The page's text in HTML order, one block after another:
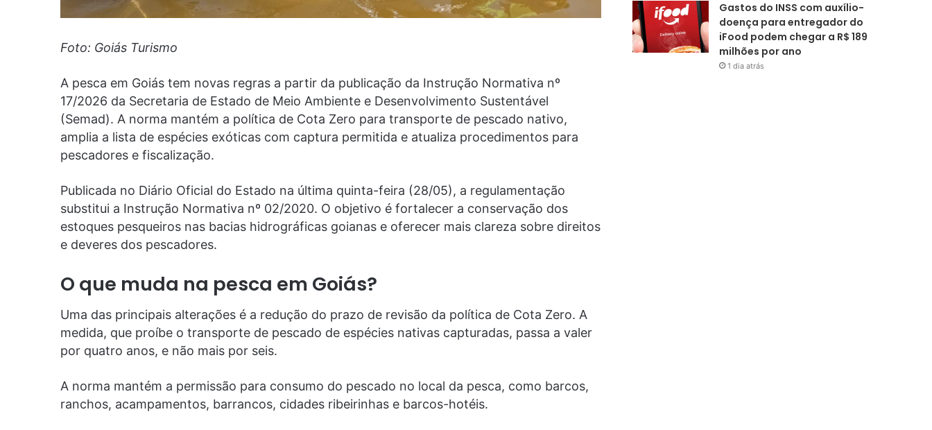
Foto: Goiás Turismo
A pesca em Goiás tem novas regras a partir da publicação da Instrução Normativa nº
17/2026 da Secretaria de Estado de Meio Ambiente e Desenvolvimento Sustentável
(Semad). A norma mantém a política de Cota Zero para transporte de pescado nativo,
amplia a lista de espécies exóticas com captura permitida e atualiza procedimentos para
pescadores e fiscalização.
Publicada no Diário Oficial do Estado na última quinta-feira (28/05), a regulamentação
substitui a Instrução Normativa nº 02/2020. O objetivo é fortalecer a conservação dos
estoques pesqueiros nas bacias hidrográficas goianas e oferecer mais clareza sobre direitos
e deveres dos pescadores.
O que muda na pesca em Goiás?
Uma das principais alterações é a redução do prazo de revisão da política de Cota Zero. A
medida, que proíbe o transporte de pescado de espécies nativas capturadas, passa a valer
por quatro anos, e não mais por seis.
A norma mantém a permissão para consumo do pescado no local da pesca, como barcos,
ranchos, acampamentos, barrancos, cidades ribeirinhas e barcos-hotéis.
Gastos do INSS com auxílio-
doença para entregador do
iFood podem chegar a R$ 189
milhões por ano
1 dia atrás